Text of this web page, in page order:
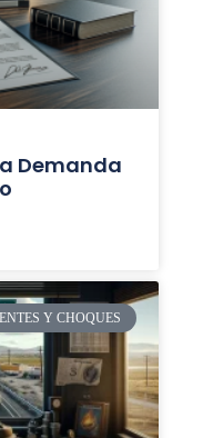
Demanda
Y CHOQUES